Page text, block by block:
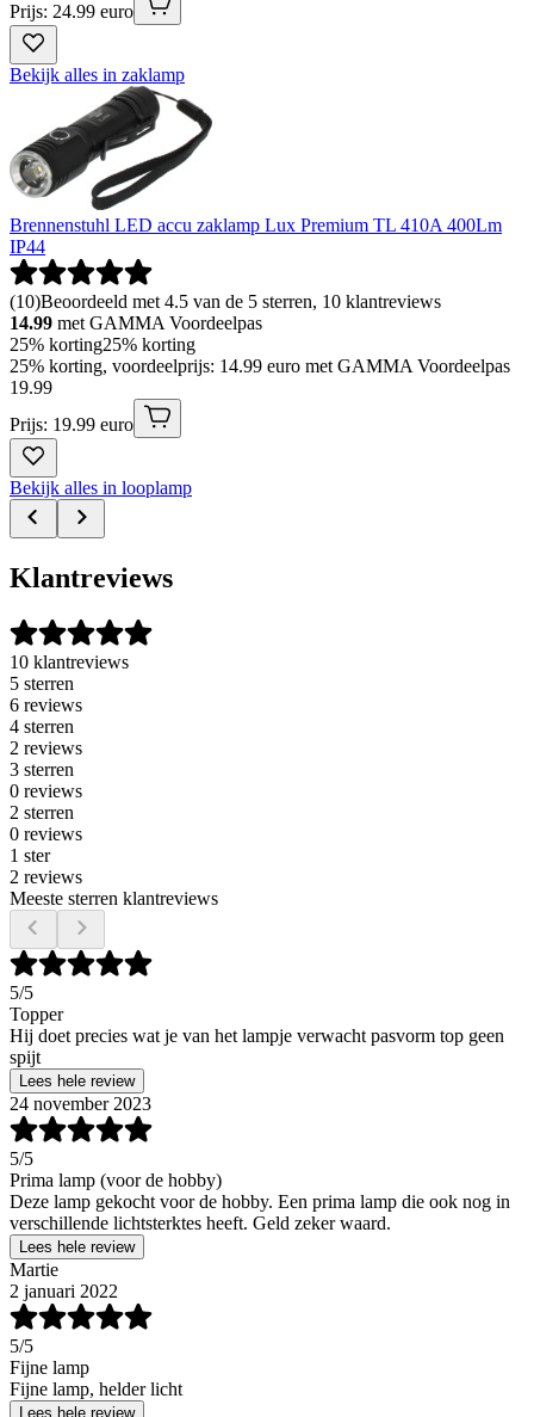
Prijs: 24.99 euro
Bekijk alles in zaklamp
Brennenstuhl LED accu zaklamp Lux Premium TL 410A 400Lm
IP44
(10)Beoordeeld met 4.5 van de 5 sterren, 10 klantreviews
14.99 met GAMMA Voordeelpas
25% korting25% korting
25% korting, voordeelprijs: 14.99 euro met GAMMA Voordeelpas
19.99
Prijs: 19.99 euro
Bekijk alles in looplamp
Klantreviews
10 klantreviews
5 sterren
6 reviews
4 sterren
2 reviews
3 sterren
0 reviews
2 sterren
0 reviews
1 ster
2 reviews
Meeste sterren klantreviews
5/5
Topper
Hij doet precies wat je van het lampje verwacht pasvorm top geen
spijt
Lees hele review
24 november 2023
5/5
Prima lamp (voor de hobby)
Deze lamp gekocht voor de hobby. Een prima lamp die ook nog in
verschillende lichtsterktes heeft. Geld zeker waard.
Lees hele review
Martie
2 januari 2022
5/5
Fijne lamp
Fijne lamp, helder licht
Lees hele review